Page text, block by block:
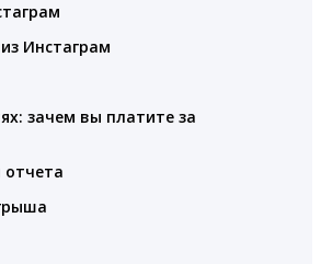
Инстаграм
зачем вы платите за
отчета